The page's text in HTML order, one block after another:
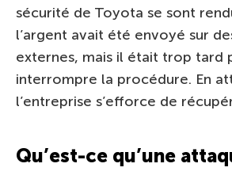
sécurité de Toyota se sont
l’argent avait été envoyé sur
externes, mais il était trop tard
interrompre la procédure. En
l’entreprise s’efforce de
Qu’est-ce qu’une